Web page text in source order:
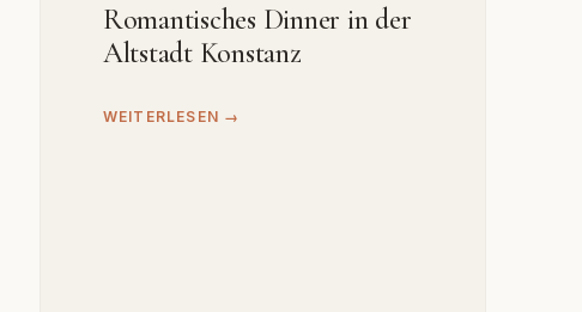
Romantisches Dinner in der
Altstadt Konstanz
WEITERLESEN →